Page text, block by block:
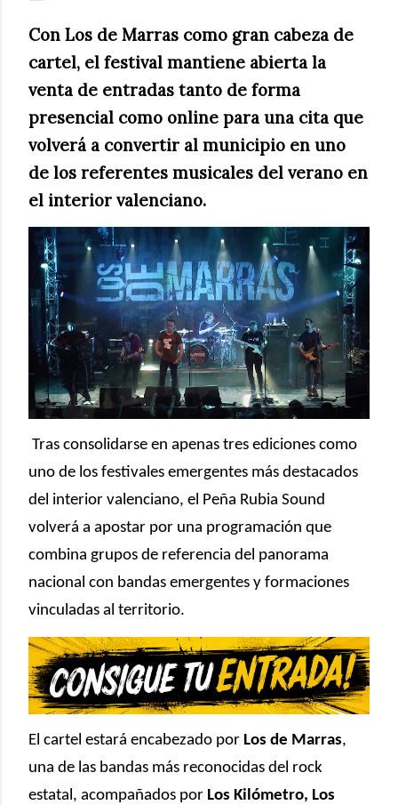
Con Los de Marras como gran cabeza de
cartel, el festival mantiene abierta la
venta de entradas tanto de forma
presencial como online para una cita que
volverá a convertir al municipio en uno
de los referentes musicales del verano en
el interior valenciano.
Tras consolidarse en apenas tres ediciones como
uno de los festivales emergentes más destacados
del interior valenciano, el Peña Rubia Sound
volverá a apostar por una programación que
combina grupos de referencia del panorama
nacional con bandas emergentes y formaciones
vinculadas al territorio.
El cartel estará encabezado por Los de Marras,
una de las bandas más reconocidas del rock
estatal, acompañados por Los Kilómetro, Los